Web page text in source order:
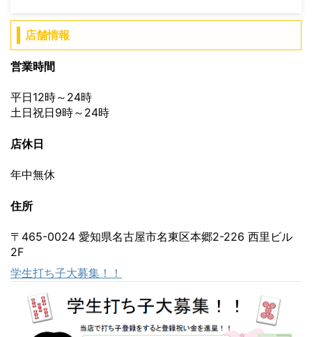
店舗情報
営業時間
平日12時～24時
土日祝日9時～24時
店休日
年中無休
住所
〒465-0024 愛知県名古屋市名東区本郷2-226 西里ビル
2F
学生打ち子大募集！！